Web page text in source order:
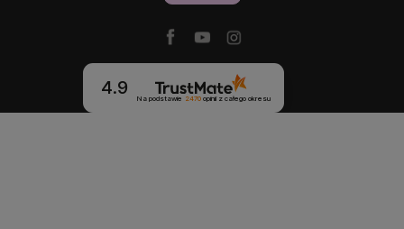
4.9
Na podstawie 2470opinii z całego okresu